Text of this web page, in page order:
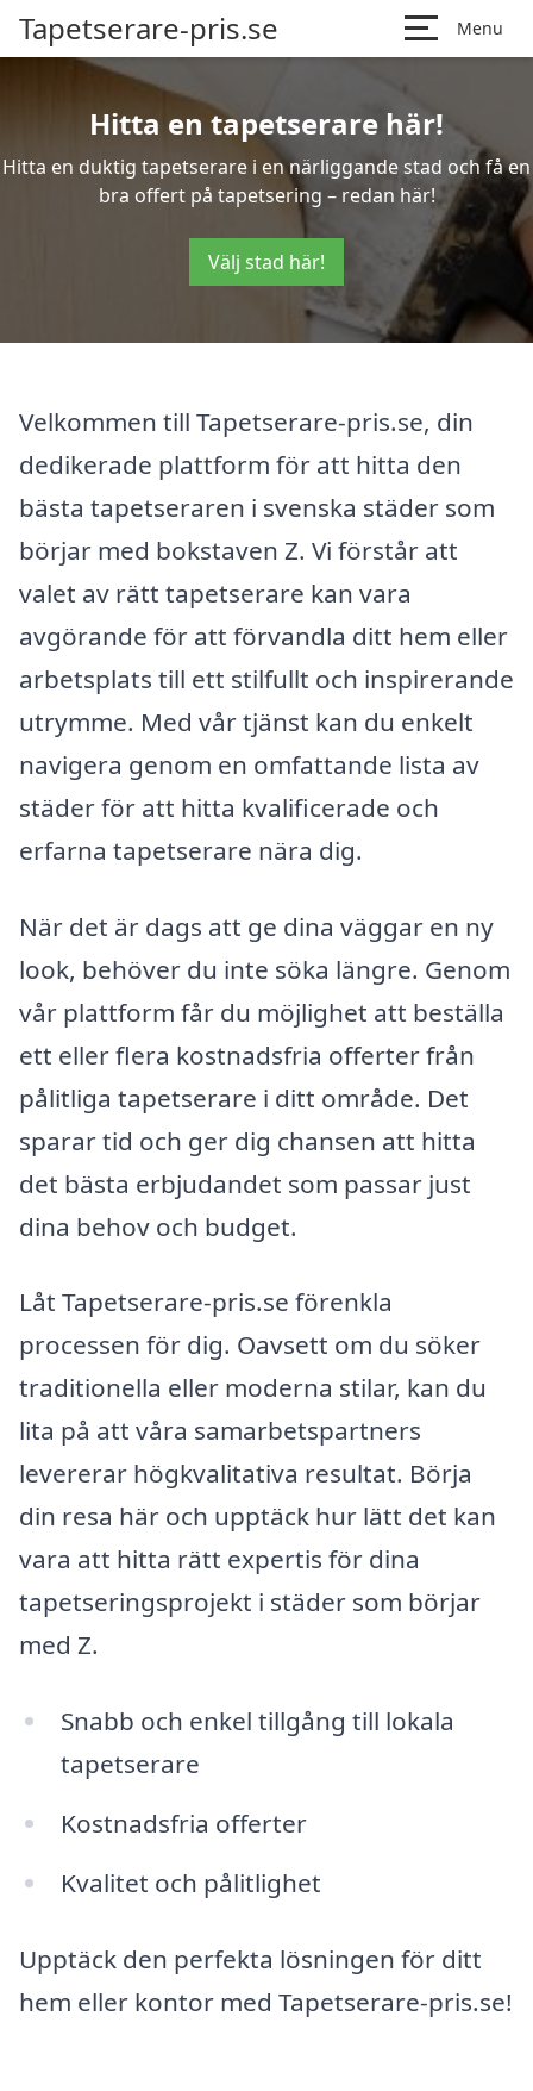
Tapetserare-pris.se Menu
Hitta en tapetserare här!
Hitta en duktig tapetserare i en närliggande stad och få en
bra offert på tapetsering – redan här!
Välj stad här!
Velkommen till Tapetserare-pris.se, din
dedikerade plattform för att hitta den
bästa tapetseraren i svenska städer som
börjar med bokstaven Z. Vi förstår att
valet av rätt tapetserare kan vara
avgörande för att förvandla ditt hem eller
arbetsplats till ett stilfullt och inspirerande
utrymme. Med vår tjänst kan du enkelt
navigera genom en omfattande lista av
städer för att hitta kvalificerade och
erfarna tapetserare nära dig.
När det är dags att ge dina väggar en ny
look, behöver du inte söka längre. Genom
vår plattform får du möjlighet att beställa
ett eller flera kostnadsfria offerter från
pålitliga tapetserare i ditt område. Det
sparar tid och ger dig chansen att hitta
det bästa erbjudandet som passar just
dina behov och budget.
Låt Tapetserare-pris.se förenkla
processen för dig. Oavsett om du söker
traditionella eller moderna stilar, kan du
lita på att våra samarbetspartners
levererar högkvalitativa resultat. Börja
din resa här och upptäck hur lätt det kan
vara att hitta rätt expertis för dina
tapetseringsprojekt i städer som börjar
med Z.
Snabb och enkel tillgång till lokala
tapetserare
Kostnadsfria offerter
Kvalitet och pålitlighet
Upptäck den perfekta lösningen för ditt
hem eller kontor med Tapetserare-pris.se!